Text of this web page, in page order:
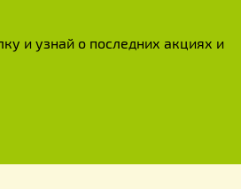
и узнай о последних акциях и